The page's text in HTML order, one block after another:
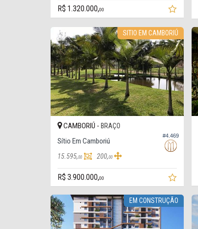
R$ 1.320.000,00
SITIO EM CAMBORIÚ
#4.469
CAMBORIÚ - BRAÇO
Sítio Em Camboriú
15.595,00 200,00
R$ 3.900.000,00
EM CONSTRUÇÃO